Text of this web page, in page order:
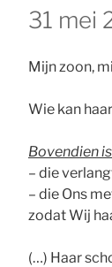
31 mei
Mijn zoon,
Wie kan
Bovendien
– die
– die Ons
zodat Wij
(…) Haar